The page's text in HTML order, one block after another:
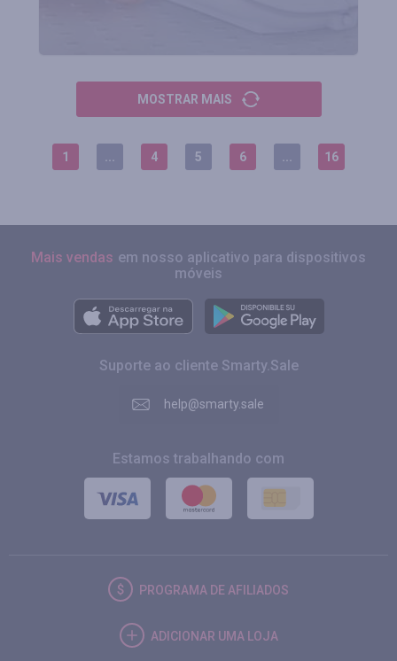
MOSTRAR MAIS
1 4 5 6 16
Mais vendas em nosso aplicativo para dispositivos
móveis
Suporte ao cliente Smarty.Sale
help@smarty.sale
Estamos trabalhando com
PROGRAMA DE AFILIADOS
ADICIONAR UMA LOJA